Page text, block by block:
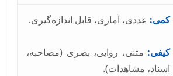
کمی: عددی، آماری، قابل اندازه‌گیری.
کیفی: متنی، روایی، بصری (مصاحبه،
اسناد، مشاهدات).